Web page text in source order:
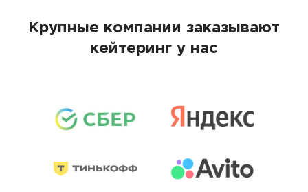
Крупные компании заказывают
кейтеринг у нас